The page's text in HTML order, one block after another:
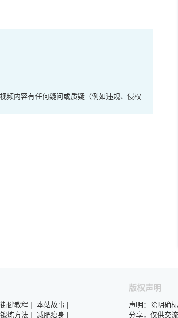
频内容有任何疑问或质疑（例如违规、侵权
街健教程 | 本站故事 |
锻炼方法 | 减肥瘦身 |
版权声明
声明：除明确
分享，仅供交